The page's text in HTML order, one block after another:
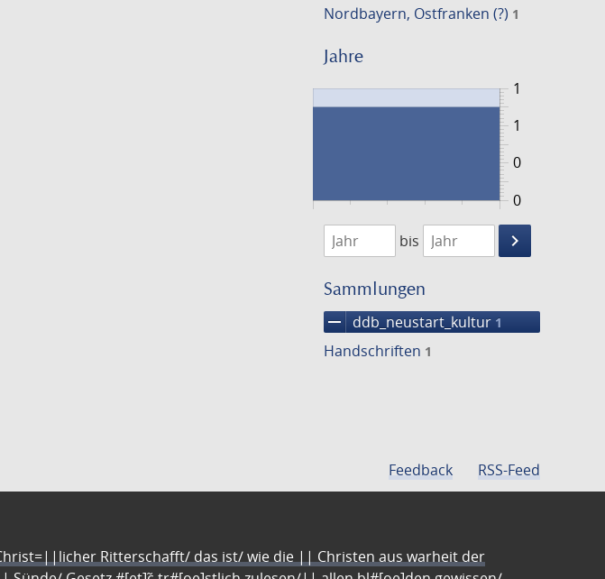
Nordbayern, Ostfranken (?) 1
Jahre
0
1
0
1
1474
1475
bis
keyboard_arrow_right
Suche
Sammlungen
remove ddb_neustart_kultur 1
Handschriften 1
Feedback RSS-Feed
Ritterschafft/ das ist/ wie die || Christen aus warheit der